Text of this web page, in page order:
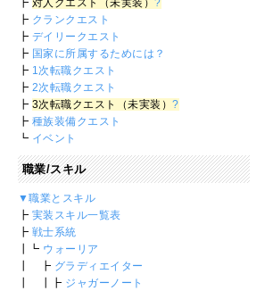
┣ 対人クエスト（未実装）?
┣ クランクエスト
┣ デイリークエスト
┣ 国家に所属するためには？
┣ 1次転職クエスト
┣ 2次転職クエスト
┣ 3次転職クエスト（未実装）?
┣ 種族装備クエスト
┗ イベント
職業/スキル
▼職業とスキル
┣ 実装スキル一覧表
┣ 戦士系統
┃┗ ウォーリア
┃ ┣ グラディエイター
┃ ┃┣ ジャガーノート